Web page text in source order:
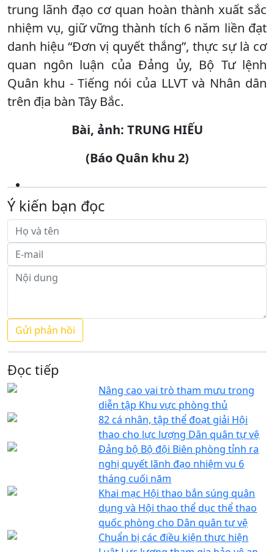
trung lãnh đạo cơ quan hoàn thành xuất sắc
nhiệm vụ, giữ vững thành tích 6 năm liền đạt
danh hiệu “Đơn vị quyết thắng”, thực sự là cơ
quan ngôn luận của Đảng ủy, Bộ Tư lệnh
Quân khu - Tiếng nói của LLVT và Nhân dân
trên địa bàn Tây Bắc.
Bài, ảnh: TRUNG HIẾU
(Báo Quân khu 2)
Ý kiến bạn đọc
Đọc tiếp
Nâng cao vai trò tham mưu trong
diễn tập Khu vực phòng thủ
82 cá nhân, tập thể đoạt giải Hội
thao cho lực lượng Dân quân tự vệ
Đảng bộ Bộ đội Biên phòng tỉnh ra
nghị quyết lãnh đạo nhiệm vụ 6
tháng cuối năm
Khai mạc Hội thao bắn súng quân
dụng và Hội thao thể dục thể thao
quốc phòng cho Dân quân tự vệ
Chuẩn bị các điều kiện thực hiện